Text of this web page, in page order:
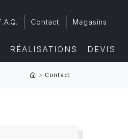
Contact Magasins
RÉALISATIONS DEVIS
> Contact